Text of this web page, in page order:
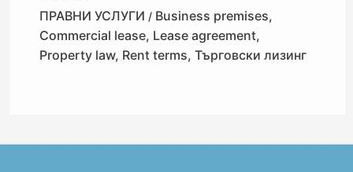
ПРАВНИ УСЛУГИ / Business premises,
Commercial lease, Lease agreement,
Property law, Rent terms,Търговски лизинг